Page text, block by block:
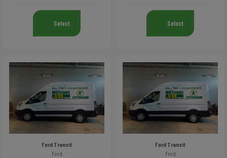
Select Select
Ford Transit
Ford
Ford Transit
Ford